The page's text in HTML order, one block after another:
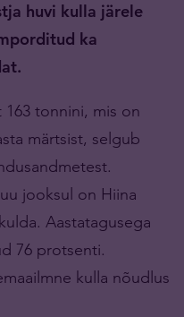
huvi kulla järele
ka
tonnini, mis on
märtsist, selgub
jooksul on Hiina
Aastatagusega
76 protsenti.
kulla nõudlus